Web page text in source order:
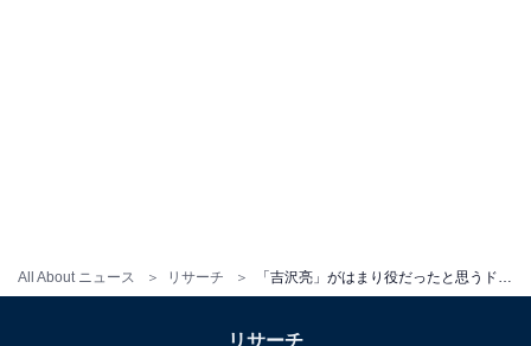
All About ニュース リサーチ
「吉沢亮」出演のドラマ人気ランキング！ 3位は『PICU
リサーチ